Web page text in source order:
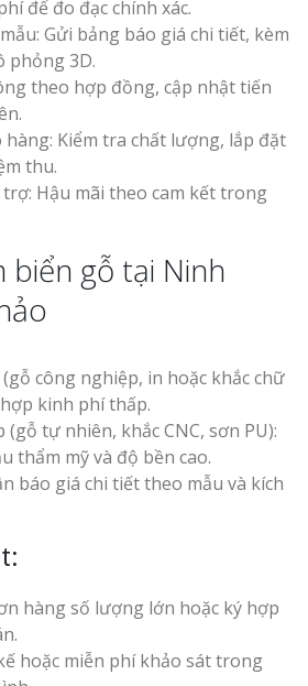
để đo đạc chính xác.
Gửi bảng báo giá chi tiết, kèm
phỏng 3D.
theo hợp đồng, cập nhật tiến
hàng: Kiểm tra chất lượng, lắp đặt
thu.
Hậu mãi theo cam kết trong
biển gỗ tại Ninh
công nghiệp, in hoặc khắc chữ
kinh phí thấp.
(gỗ tự nhiên, khắc CNC, sơn PU):
thẩm mỹ và độ bền cao.
báo giá chi tiết theo mẫu và kích
hàng số lượng lớn hoặc ký hợp
hoặc miễn phí khảo sát trong